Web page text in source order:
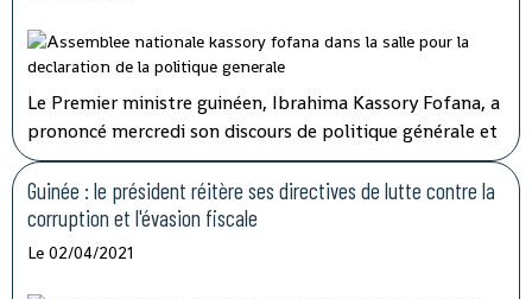
Le Premier ministre guinéen, Ibrahima Kassory Fofana, a
prononcé mercredi son discours de politique générale et
d'orientation devant les 108 députés présents sur les 114
que compte l'hémicycle guinéen.
Guinée : le président réitère ses directives de lutte contre la
corruption et l'évasion fiscale
Le 02/04/2021